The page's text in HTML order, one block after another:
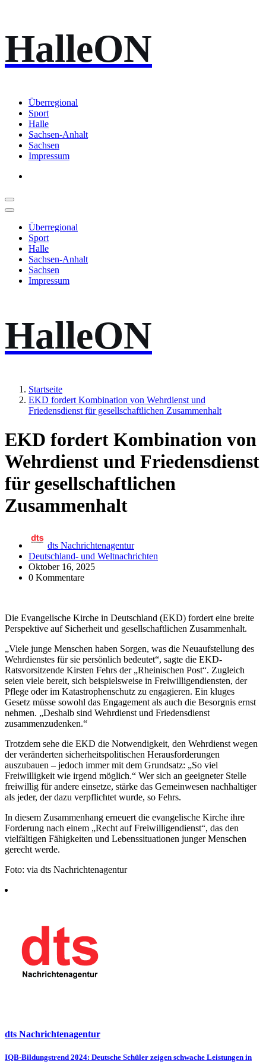
Inhalt
springen
HalleON
Überregional
Sport
Halle
Sachsen-Anhalt
Sachsen
Impressum
Überregional
Sport
Halle
Sachsen-Anhalt
Sachsen
Impressum
HalleON
Startseite
EKD fordert Kombination von Wehrdienst und
Friedensdienst für gesellschaftlichen Zusammenhalt
EKD fordert Kombination von
Wehrdienst und Friedensdienst
für gesellschaftlichen
Zusammenhalt
dts Nachrichtenagentur
Deutschland- und Weltnachrichten
Oktober 16, 2025
0 Kommentare
Die Evangelische Kirche in Deutschland (EKD) fordert eine breite
Perspektive auf Sicherheit und gesellschaftlichen Zusammenhalt.
„Viele junge Menschen haben Sorgen, was die Neuaufstellung des
Wehrdienstes für sie persönlich bedeutet“, sagte die EKD-
Ratsvorsitzende Kirsten Fehrs der „Rheinischen Post“. Zugleich
seien viele bereit, sich beispielsweise in Freiwilligendiensten, der
Pflege oder im Katastrophenschutz zu engagieren. Ein kluges
Gesetz müsse sowohl das Engagement als auch die Besorgnis ernst
nehmen. „Deshalb sind Wehrdienst und Friedensdienst
zusammenzudenken.“
Trotzdem sehe die EKD die Notwendigkeit, den Wehrdienst wegen
der veränderten sicherheitspolitischen Herausforderungen
auszubauen – jedoch immer mit dem Grundsatz: „So viel
Freiwilligkeit wie irgend möglich.“ Wer sich an geeigneter Stelle
freiwillig für andere einsetze, stärke das Gemeinwesen nachhaltiger
als jeder, der dazu verpflichtet wurde, so Fehrs.
In diesem Zusammenhang erneuert die evangelische Kirche ihre
Forderung nach einem „Recht auf Freiwilligendienst“, das den
vielfältigen Fähigkeiten und Lebenssituationen junger Menschen
gerecht werde.
Foto: via dts Nachrichtenagentur
dts Nachrichtenagentur
Beitragsnavigation
IQB-Bildungstrend 2024: Deutsche Schüler zeigen schwache Leistungen in